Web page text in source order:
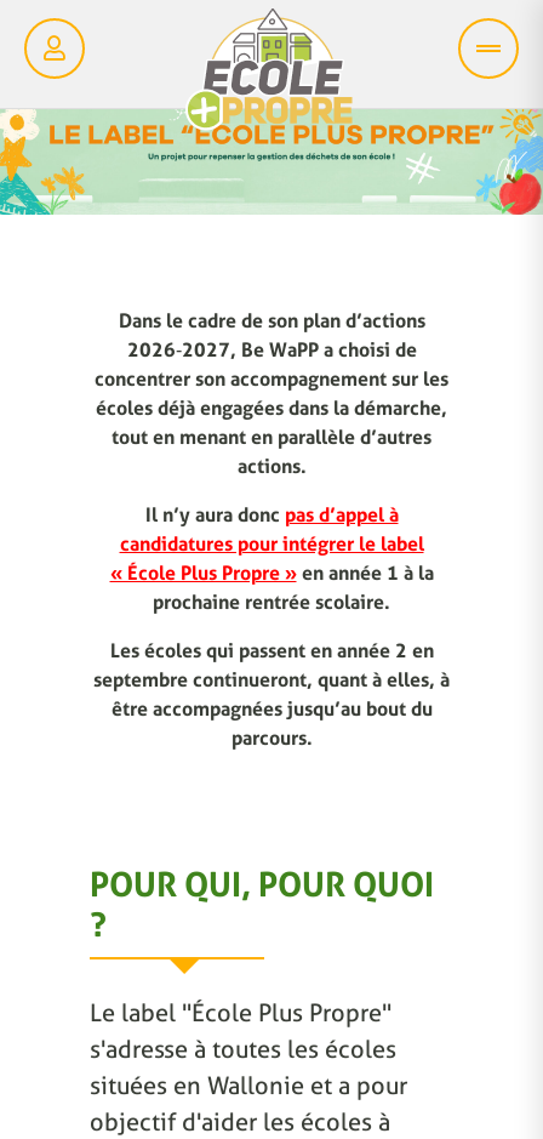
Dans le cadre de son plan d’actions
2026‑2027, Be WaPP a choisi de
concentrer son accompagnement sur les
écoles déjà engagées dans la démarche,
tout en menant en parallèle d’autres
actions.
Il n’y aura donc pas d’appel à
candidatures pour intégrer le label
« École Plus Propre »en année 1 à la
prochaine rentrée scolaire.
Les écoles qui passent en année 2 en
septembre continueront, quant à elles, à
être accompagnées jusqu’au bout du
parcours.
POUR QUI, POUR QUOI
?
Le label "École Plus Propre"
s'adresse à toutes les écoles
situées en Wallonie et a pour
objectif d'aider les écoles à